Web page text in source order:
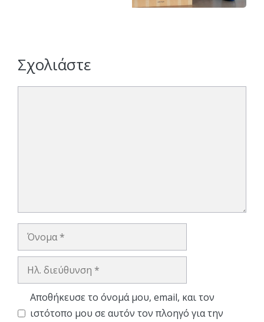
Σχολιάστε
Όνομα
Ηλ.
Αποθήκευσε το όνομά μου, email, και τον
ιστότοπο μου σε αυτόν τον πλοηγό για την